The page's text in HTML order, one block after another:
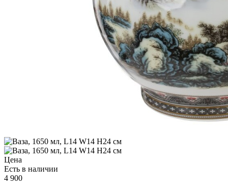
Цена
Есть в наличии
4 900